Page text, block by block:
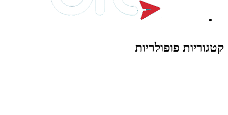
קטגוריות פופולריות